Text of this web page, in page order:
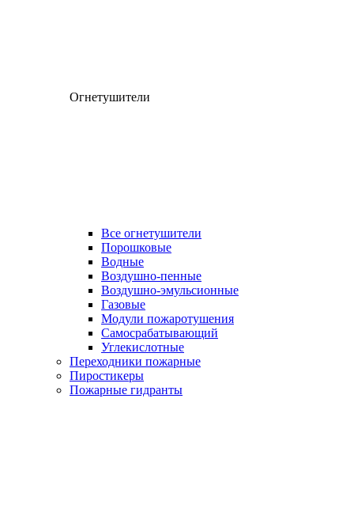
Огнетушители
Все огнетушители
Порошковые
Водные
Воздушно-пенные
Воздушно-эмульсионные
Газовые
Модули пожаротушения
Самосрабатывающий
Углекислотные
Переходники пожарные
Пиростикеры
Пожарные гидранты